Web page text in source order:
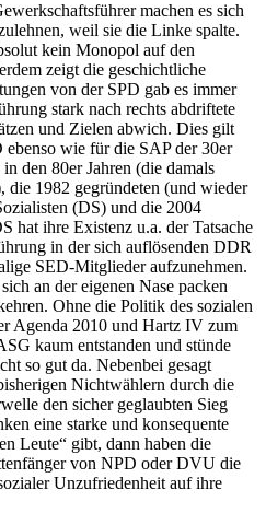
machen es sich
weil sie die Linke spalte.
kein Monopol auf den
zeigt die geschichtliche
von der SPD gab es immer
stark nach rechts abdriftete
und Zielen abwich. Dies gilt
wie für die SAP der 30er
den 80er Jahren (die damals
die 1982 gegründeten (und wieder
(DS) und die 2004
hat ihre Existenz u.a. der Tatsache
in der sich auflösenden DDR
SED-Mitglieder aufzunehmen.
an der eigenen Nase packen
Ohne die Politik des sozialen
Agenda 2010 und Hartz IV zum
kaum entstanden und stünde
so gut da. Nebenbei gesagt
Nichtwählern durch die
den sicher geglaubten Sieg
eine starke und konsequente
Leute“ gibt, dann haben die
von NPD oder DVU die
Unzufriedenheit auf ihre